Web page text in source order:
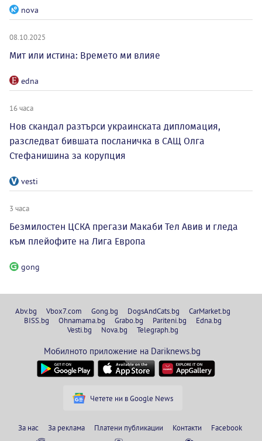
nova
08.10.2025
Мит или истина: Времето ми влияе
edna
16 часа
Нов скандал разтърси украинската дипломация,
разследват бившата посланичка в САЩ Олга
Стефанишина за корупция
vesti
3 часа
Безмилостен ЦСКА прегази Макаби Тел Авив и гледа
към плейофите на Лига Европа
gong
Abv.bg Vbox7.com Gong.bg DogsAndCats.bg
CarMarket.bg
BISS.bg
Ohnamama.bg Grabo.bg Pariteni.bg
Edna.bg
Vesti.bg
Nova.bg Telegraph.bg
Мобилното приложение на Dariknews.bg
Четете ни в Google News
За нас За реклама Платени публикации Контакти
Facebook